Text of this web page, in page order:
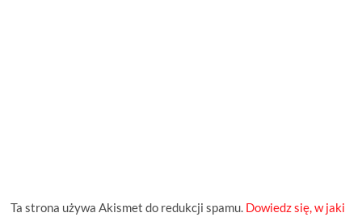
Ta strona używa Akismet do redukcji spamu. Dowiedz się, w jaki